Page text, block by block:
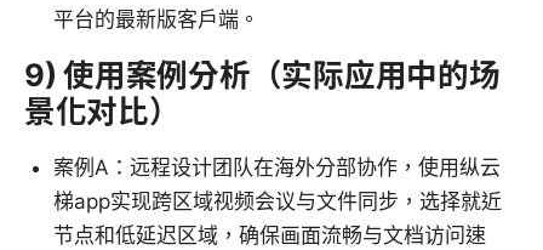
平台的最新版客户端。
9) 使用案例分析（实际应用中的场
景化对比）
案例A：远程设计团队在海外分部协作，使用纵云
梯app实现跨区域视频会议与文件同步，选择就近
节点和低延迟区域，确保画面流畅与文档访问速